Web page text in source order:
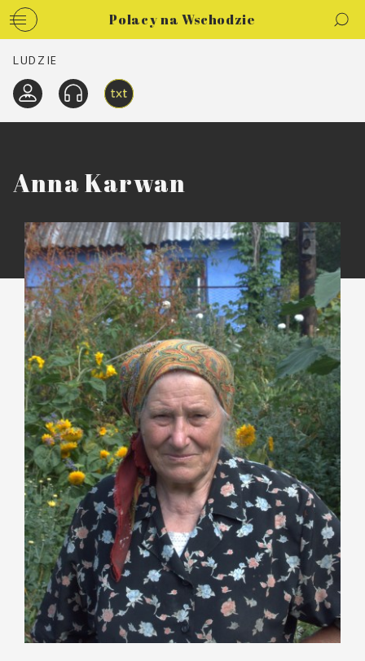
Polacy na Wschodzie
LUDZIE
Anna Karwan